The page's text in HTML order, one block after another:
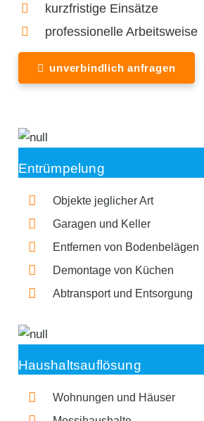
kurzfristige Einsätze
professionelle Arbeitsweise
unverbindlich anfragen
Entrümpelung
Objekte jeglicher Art
Garagen und Keller
Entfernen von Bodenbelägen
Demontage von Küchen
Abtransport und Entsorgung
Haushaltsauflösung
Wohnungen und Häuser